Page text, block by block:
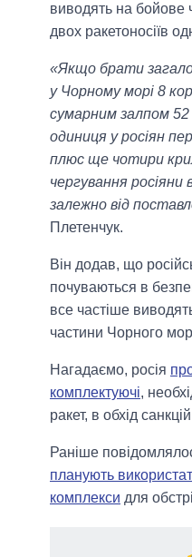
виводять на бойове
двох ракетоносіїв
«Якщо брати
у Чорному морі 8
сумарним залпом
одиниця у росіян
плюс ще чотири
чергування росіяни
залежно від
Плетенчук.
Він додав, що
почуваються в
все частіше
частини Чорного
Нагадаємо, росія
комплектуючі,
ракет, в обхід
Раніше
планують
комплекси для